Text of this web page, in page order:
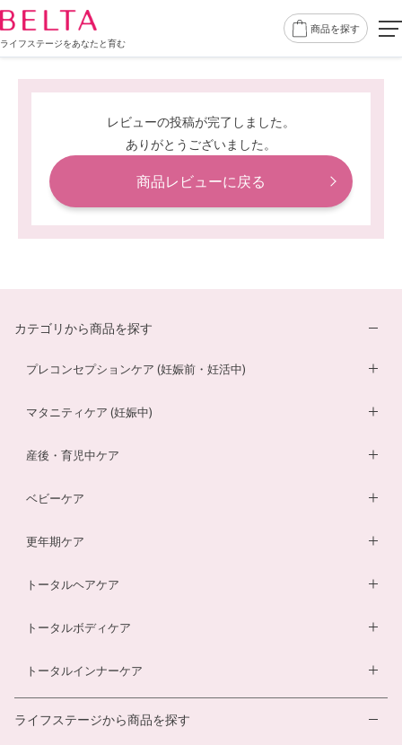
ライフステージをあなたと育む
商品を探す
レビューの投稿が完了しました。
ありがとうございました。
商品レビューに戻る
カテゴリから商品を探す
プレコンセプションケア (妊娠前・妊活中)
妊活サプリ
酵素ドリンク
温活シルク腹巻き
マタニティケア (妊娠中)
葉酸サプリ
産後・育児中ケア
DHA・EPAサプリ
ルイボスティー
離乳食サービス
ベビーケア
ベビーオイル
更年期ケア
薬用入浴剤
トータルヘアケア
ヘアローション
ヘアカラートリートメント
トータルボディケア
ダイエットサプリ
酵素ドリンク
トータルインナーケア
ライフステージから商品を探す